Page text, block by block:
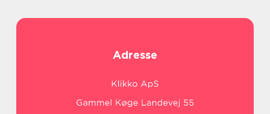
Adresse